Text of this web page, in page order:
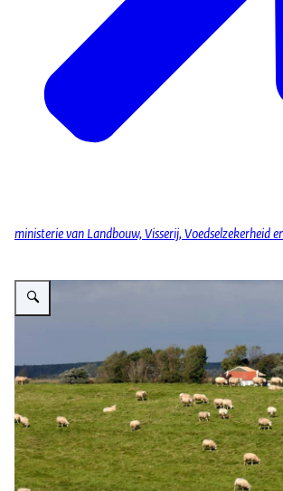
ministerie van Landbouw, Visserij, Voedselzekerheid
Vergroot afbeelding Schapen in weiland